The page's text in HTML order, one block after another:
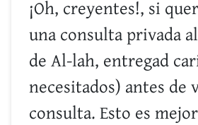
¡Oh, creyentes!, si
una consulta privada
de Al-lah, entregad
necesitados) antes de
consulta. Esto es